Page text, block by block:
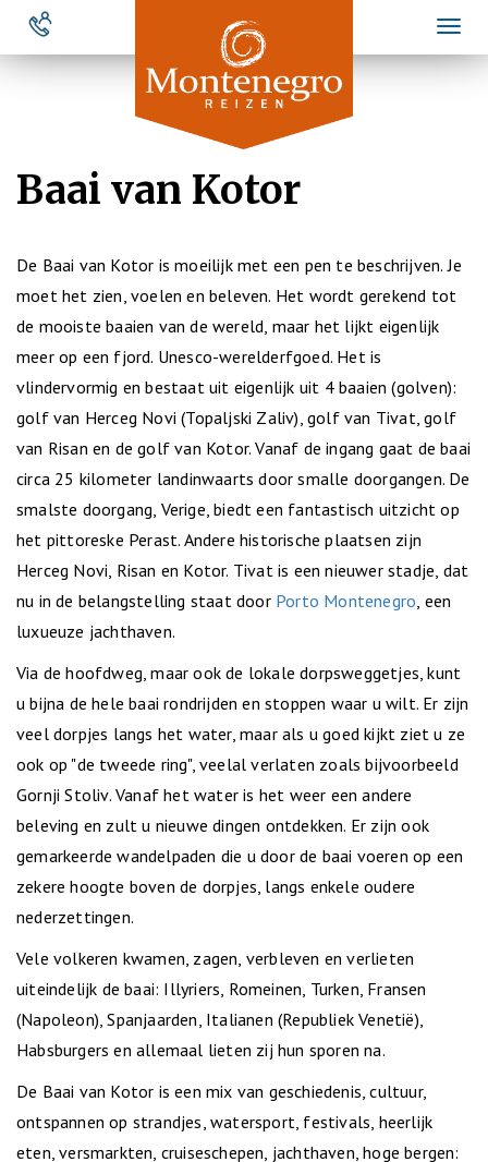
Overslaan
naar
Baai van Kotor
De Baai van Kotor is moeilijk met een pen te beschrijven. Je
moet het zien, voelen en beleven. Het wordt gerekend tot
de mooiste baaien van de wereld, maar het lijkt eigenlijk
meer op een fjord. Unesco-werelderfgoed. Het is
vlindervormig en bestaat uit eigenlijk uit 4 baaien (golven):
golf van Herceg Novi (Topaljski Zaliv), golf van Tivat, golf
van Risan en de golf van Kotor. Vanaf de ingang gaat de baai
circa 25 kilometer landinwaarts door smalle doorgangen. De
smalste doorgang, Verige, biedt een fantastisch uitzicht op
het pittoreske Perast. Andere historische plaatsen zijn
Herceg Novi, Risan en Kotor. Tivat is een nieuwer stadje, dat
nu in de belangstelling staat door Porto Montenegro, een
luxueuze jachthaven.
Via de hoofdweg, maar ook de lokale dorpsweggetjes, kunt
u bijna de hele baai rondrijden en stoppen waar u wilt. Er zijn
veel dorpjes langs het water, maar als u goed kijkt ziet u ze
ook op "de tweede ring", veelal verlaten zoals bijvoorbeeld
Gornji Stoliv. Vanaf het water is het weer een andere
beleving en zult u nieuwe dingen ontdekken. Er zijn ook
gemarkeerde wandelpaden die u door de baai voeren op een
zekere hoogte boven de dorpjes, langs enkele oudere
nederzettingen.
Vele volkeren kwamen, zagen, verbleven en verlieten
uiteindelijk de baai: Illyriers, Romeinen, Turken, Fransen
(Napoleon), Spanjaarden, Italianen (Republiek Venetië),
Habsburgers en allemaal lieten zij hun sporen na.
De Baai van Kotor is een mix van geschiedenis, cultuur,
ontspannen op strandjes, watersport, festivals, heerlijk
eten, versmarkten, cruiseschepen, jachthaven, hoge bergen: